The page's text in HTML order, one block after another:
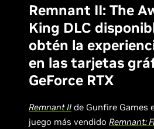
Remnant II: The
King DLC
obtén la
en las tarjetas
GeForce RTX
Remnant II de Gunfire Games
juego más vendido Remnant: